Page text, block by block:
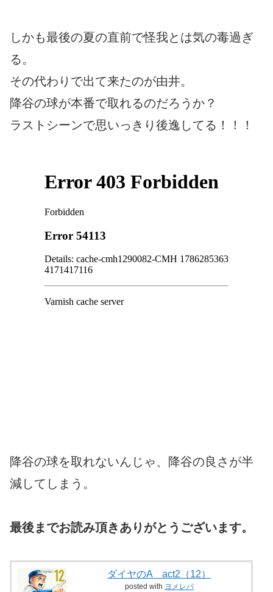
しかも最後の夏の直前で怪我とは気の毒過ぎ
る。
その代わりで出て来たのが由井。
降谷の球が本番で取れるのだろうか？
ラストシーンで思いっきり後逸してる！！！
降谷の球を取れないんじゃ、降谷の良さが半
減してしまう。
最後までお読み頂きありがとうございます。
ダイヤのA act2（12）
posted with ヨメレバ